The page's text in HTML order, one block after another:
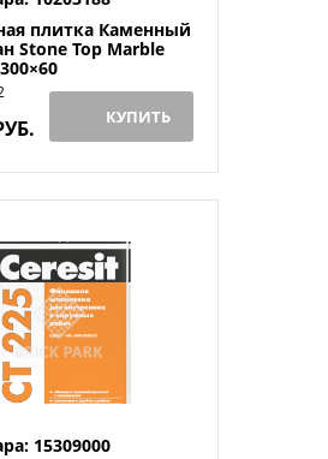
плитка Каменный
Stone Top Marble
КУПИТЬ
15309000